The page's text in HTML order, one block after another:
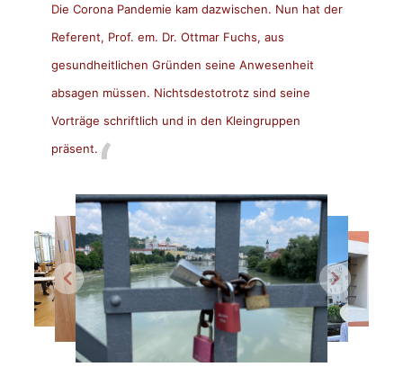
Die Corona Pandemie kam dazwischen. Nun hat der
Referent, Prof. em. Dr. Ottmar Fuchs, aus
gesundheitlichen Gründen seine Anwesenheit
absagen müssen. Nichtsdestotrotz sind seine
Vorträge schriftlich und in den Kleingruppen
präsent.